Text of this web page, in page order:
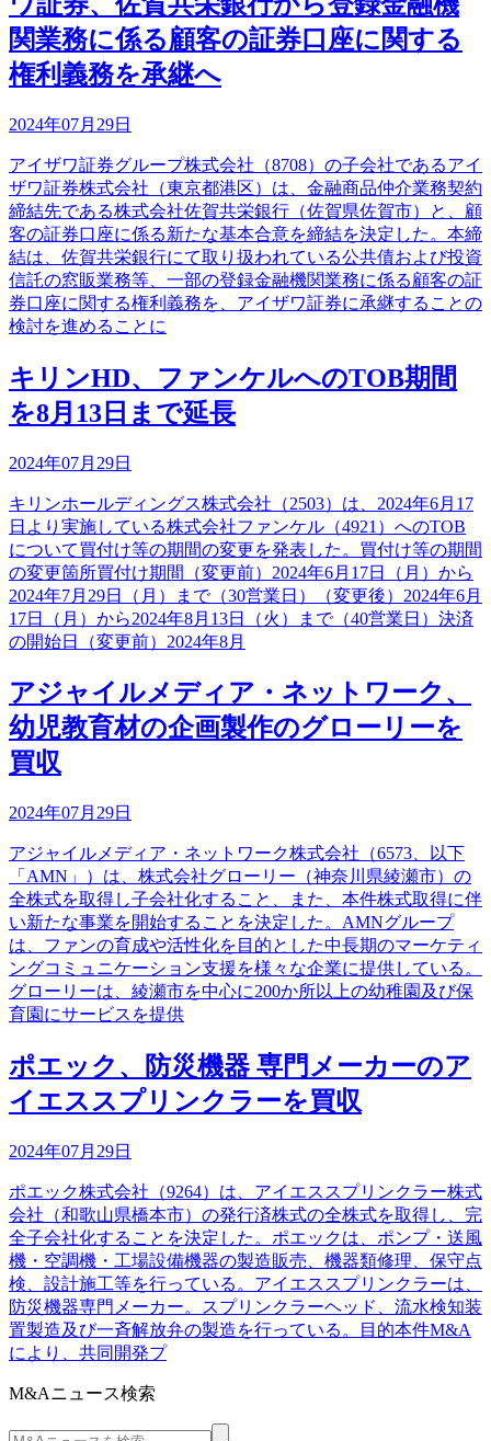
関業務に係る顧客の証券口座に関する
権利義務を承継へ
2024年07月29日
アイザワ証券グループ株式会社（8708）の子会社であるアイ
ザワ証券株式会社（東京都港区）は、金融商品仲介業務契約
締結先である株式会社佐賀共栄銀行（佐賀県佐賀市）と、顧
客の証券口座に係る新たな基本合意を締結を決定した。本締
結は、佐賀共栄銀行にて取り扱われている公共債および投資
信託の窓販業務等、一部の登録金融機関業務に係る顧客の証
券口座に関する権利義務を、アイザワ証券に承継することの
検討を進めることに
キリンHD、ファンケルへのTOB期間
を8月13日まで延長
2024年07月29日
キリンホールディングス株式会社（2503）は、2024年6月17
日より実施している株式会社ファンケル（4921）へのTOB
について買付け等の期間の変更を発表した。買付け等の期間
の変更箇所買付け期間（変更前）2024年6月17日（月）から
2024年7月29日（月）まで（30営業日）（変更後）2024年6月
17日（月）から2024年8月13日（火）まで（40営業日）決済
の開始日（変更前）2024年8月
アジャイルメディア・ネットワーク、
幼児教育材の企画製作のグローリーを
買収
2024年07月29日
アジャイルメディア・ネットワーク株式会社（6573、以下
「AMN」）は、株式会社グローリー（神奈川県綾瀬市）の
全株式を取得し子会社化すること、また、本件株式取得に伴
い新たな事業を開始することを決定した。AMNグループ
は、ファンの育成や活性化を目的とした中長期のマーケティ
ングコミュニケーション支援を様々な企業に提供している。
グローリーは、綾瀬市を中心に200か所以上の幼稚園及び保
育園にサービスを提供
ポエック、防災機器 専門メーカーのア
イエススプリンクラーを買収
2024年07月29日
ポエック株式会社（9264）は、アイエススプリンクラー株式
会社（和歌山県橋本市）の発行済株式の全株式を取得し、完
全子会社化することを決定した。ポエックは、ポンプ・送風
機・空調機・工場設備機器の製造販売、機器類修理、保守点
検、設計施工等を行っている。アイエススプリンクラーは、
防災機器専門メーカー。スプリンクラーヘッド、流水検知装
置製造及び一斉解放弁の製造を行っている。目的本件M&A
により、共同開発プ
M&Aニュース検索